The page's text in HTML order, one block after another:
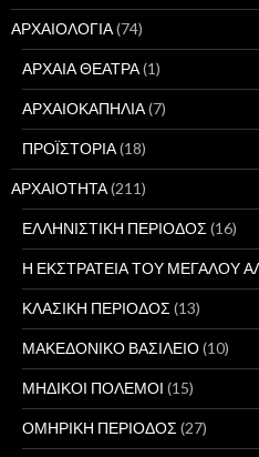
ΑΡΧΑΙΟΛΟΓΙΑ(74)
ΑΡΧΑΙΑ ΘΕΑΤΡΑ(1)
ΑΡΧΑΙΟΚΑΠΗΛΙΑ(7)
ΠΡΟΪΣΤΟΡΙΑ(18)
ΑΡΧΑΙΟΤΗΤΑ(211)
ΕΛΛΗΝΙΣΤΙΚΗ ΠΕΡΙΟΔΟΣ (16)
Η ΕΚΣΤΡΑΤΕΙΑ ΤΟΥ ΜΕΓΑΛΟΥ
ΚΛΑΣΙΚΗ ΠΕΡΙΟΔΟΣ (13)
ΜΑΚΕΔΟΝΙΚΟ ΒΑΣΙΛΕΙΟ(10)
ΜΗΔΙΚΟΙ ΠΟΛΕΜΟΙ (15)
ΟΜΗΡΙΚΗ ΠΕΡΙΟΔΟΣ (27)